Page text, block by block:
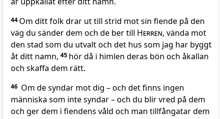
44 Om ditt folk drar ut till strid mot sin fiende på den
väg du sänder dem och de ber till Herren, vända mot
den stad som du utvalt och det hus som jag har byggt
åt ditt namn, 45 hör då i himlen deras bön och åkallan
och skaffa dem rätt.
46 Om de syndar mot dig – och det finns ingen
människa som inte syndar – och du blir vred på dem
och ger dem i fiendens våld och man tillfångatar dem